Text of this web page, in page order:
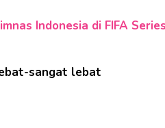
Indonesia di FIFA
sangat lebat